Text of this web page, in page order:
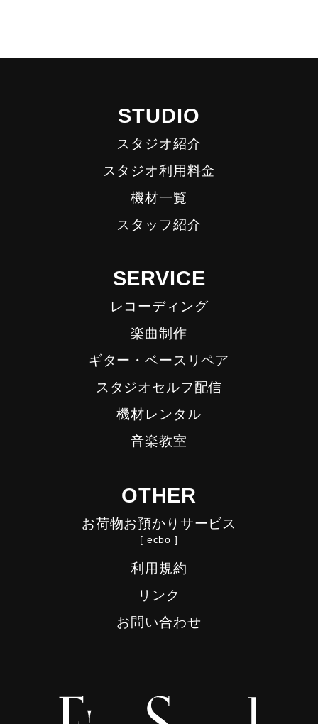
STUDIO
スタジオ紹介
スタジオ利用料金
機材一覧
スタッフ紹介
SERVICE
レコーディング
楽曲制作
ギター・ベースリペア
スタジオセルフ配信
機材レンタル
音楽教室
OTHER
お荷物お預かりサービス
[ ecbo ]
利用規約
リンク
お問い合わせ